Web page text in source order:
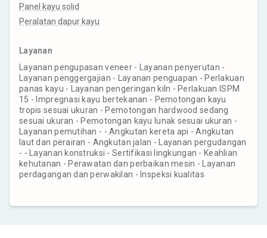
Panel kayu solid
Peralatan dapur kayu
Layanan
Layanan pengupasan veneer - Layanan penyerutan -
Layanan penggergajian - Layanan penguapan - Perlakuan
panas kayu - Layanan pengeringan kiln - Perlakuan ISPM
15 - Impregnasi kayu bertekanan - Pemotongan kayu
tropis sesuai ukuran - Pemotongan hardwood sedang
sesuai ukuran - Pemotongan kayu lunak sesuai ukuran -
Layanan pemutihan - - Angkutan kereta api - Angkutan
laut dan perairan - Angkutan jalan - Layanan pergudangan
- - Layanan konstruksi - Sertifikasi lingkungan - Keahlian
kehutanan - Perawatan dan perbaikan mesin - Layanan
perdagangan dan perwakilan - Inspeksi kualitas